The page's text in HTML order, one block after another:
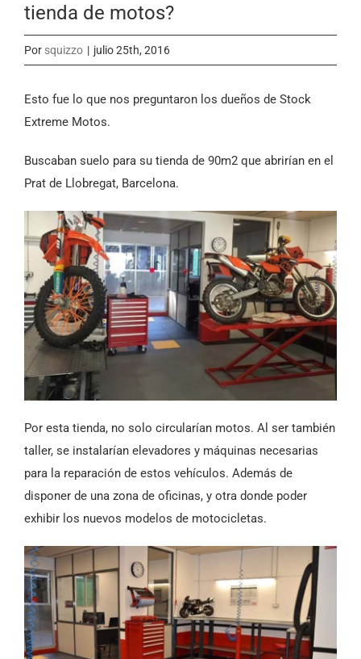
tienda de motos?
Por squizzo | julio 25th, 2016
Esto fue lo que nos preguntaron los dueños de Stock
Extreme Motos.
Buscaban suelo para su tienda de 90m2 que abrirían en el
Prat de Llobregat, Barcelona.
Por esta tienda, no solo circularían motos. Al ser también
taller, se instalarían elevadores y máquinas necesarias
para la reparación de estos vehículos. Además de
disponer de una zona de oficinas, y otra donde poder
exhibir los nuevos modelos de motocicletas.